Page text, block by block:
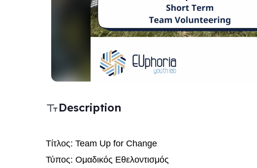
Description
Τίτλος: Team Up for Change
Τύπος: Ομαδικός Εθελοντισμός